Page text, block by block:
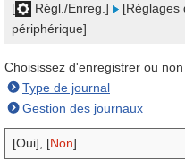
[ Régl./Enreg.] [Réglages
périphérique]
Choisissez d'enregistrer ou non
Type de journal
Gestion des journaux
[Oui], [Non]